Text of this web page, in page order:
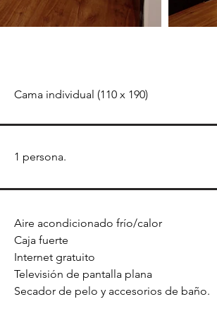
Cama individual (110 x 190)
Aire acondicionado frío/calor
Caja fuerte
Internet gratuito
Televisión de pantalla plana
Secador de pelo y accesorios de baño.
1 persona.